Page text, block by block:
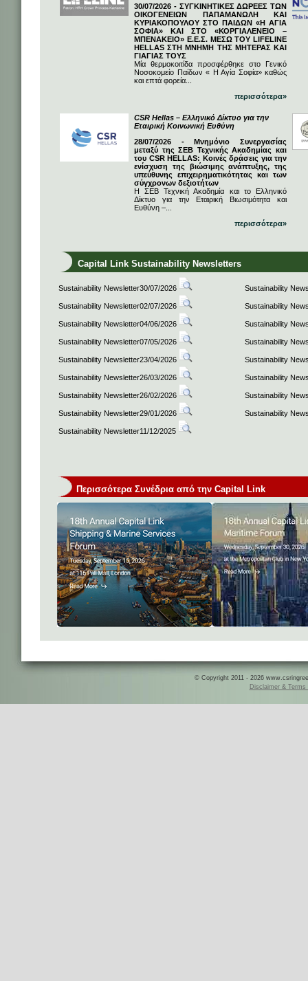
30/07/2026 - ΣΥΓΚΙΝΗΤΙΚΕΣ ΔΩΡΕΕΣ ΤΩΝ
ΟΙΚΟΓΕΝΕΙΩΝ ΠΑΠΑΜΑΝΩΛΗ ΚΑΙ
ΚΥΡΙΑΚΟΠΟΥΛΟΥ ΣΤΟ ΠΑΙΔΩΝ «Η ΑΓΙΑ
ΣΟΦΙΑ» ΚΑΙ ΣΤΟ «ΚΟΡΓΙΑΛΕΝΕΙΟ –
ΜΠΕΝΑΚΕΙΟ» Ε.Ε.Σ. ΜΕΣΩ ΤΟΥ LIFELINE
HELLAS ΣΤΗ ΜΝΗΜΗ ΤΗΣ ΜΗΤΕΡΑΣ ΚΑΙ
ΓΙΑΓΙΑΣ ΤΟΥΣ
Μία θερμοκοιτίδα προσφέρθηκε στο Γενικό
Νοσοκομείο Παίδων « Η Αγία Σοφία» καθώς
και επτά φορεία...
περισσότερα»
CSR Hellas – Ελληνικό Δίκτυο για την
Εταιρική Κοινωνική Ευθύνη
28/07/2026 - Μνημόνιο Συνεργασίας
μεταξύ της ΣΕΒ Τεχνικής Ακαδημίας και
του CSR HELLAS: Κοινές δράσεις για την
ενίσχυση της βιώσιμης ανάπτυξης, της
υπεύθυνης επιχειρηματικότητας και των
σύγχρονων δεξιοτήτων
Η ΣΕΒ Τεχνική Ακαδημία και το Ελληνικό
Δίκτυο για την Εταιρική Βιωσιμότητα και
Ευθύνη –...
περισσότερα»
Capital Link Sustainability Newsletters
Sustainability Newsletter30/07/2026 Sustainability
Sustainability Newsletter02/07/2026 Sustainability
Sustainability Newsletter04/06/2026 Sustainability
Sustainability Newsletter07/05/2026 Sustainability
Sustainability Newsletter23/04/2026 Sustainability
Sustainability Newsletter26/03/2026 Sustainability
Sustainability Newsletter26/02/2026 Sustainability
Sustainability Newsletter29/01/2026 Sustainability
Sustainability Newsletter11/12/2025
Περισσότερα Συνέδρια από την Capital Link
© Copyright 2011 - 2026
Disclaimer & Terms